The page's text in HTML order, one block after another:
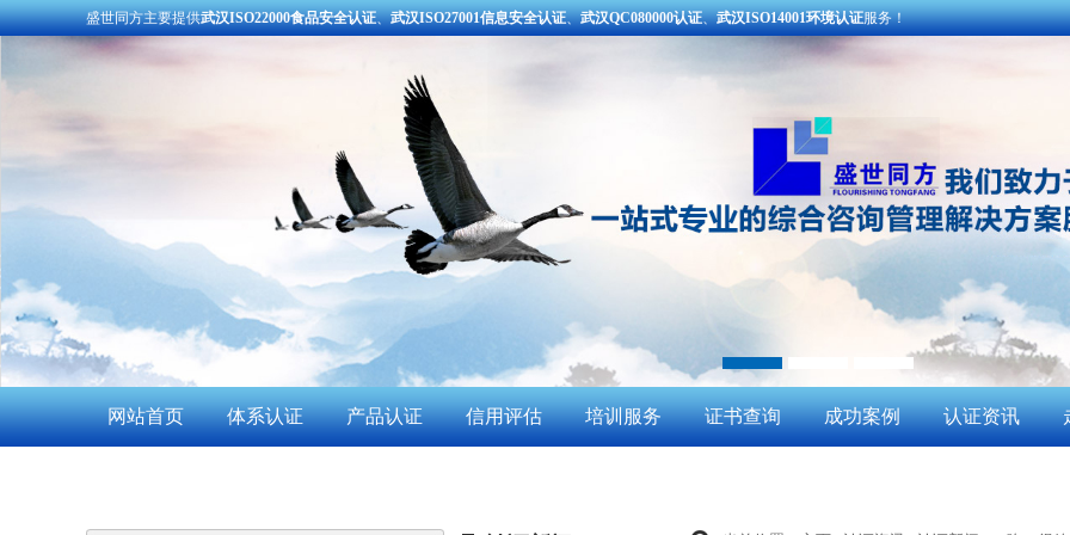
盛世同方主要提供武汉ISO22000食品安全认证、武汉ISO27001信息安全认证、武汉QC080000认证、武汉ISO14001环境认证服务！
网站首页 体系认证 产品认证 信用评估 培训服务 证书查询 成功案例 认证资讯